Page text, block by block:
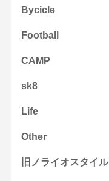
Bycicle
Football
CAMP
sk8
Life
Other
旧ノライオスタイル